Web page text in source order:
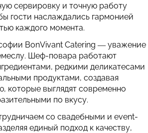
сервировку и точную работу
гости наслаждались гармонией
каждого момента.
BonVivant Catering — уважение
Шеф-повара работают
редкими деликатесами
продуктами, создавая
которые выглядят современно
по вкусу.
со свадебными и event-
единый подход к качеству,